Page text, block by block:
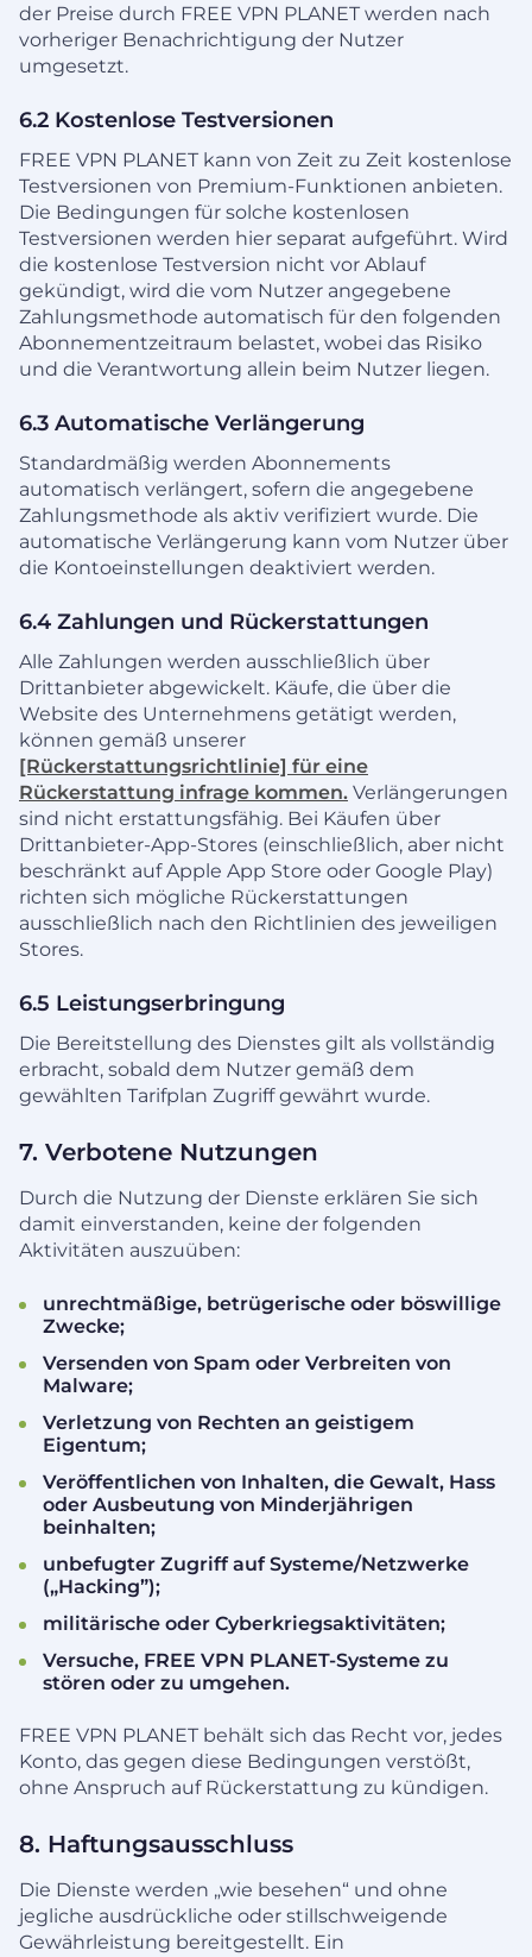
der Preise durch FREE VPN PLANET werden nach
vorheriger Benachrichtigung der Nutzer
umgesetzt.
6.2 Kostenlose Testversionen
FREE VPN PLANET kann von Zeit zu Zeit kostenlose
Testversionen von Premium-Funktionen anbieten.
Die Bedingungen für solche kostenlosen
Testversionen werden hier separat aufgeführt. Wird
die kostenlose Testversion nicht vor Ablauf
gekündigt, wird die vom Nutzer angegebene
Zahlungsmethode automatisch für den folgenden
Abonnementzeitraum belastet, wobei das Risiko
und die Verantwortung allein beim Nutzer liegen.
6.3 Automatische Verlängerung
Standardmäßig werden Abonnements
automatisch verlängert, sofern die angegebene
Zahlungsmethode als aktiv verifiziert wurde. Die
automatische Verlängerung kann vom Nutzer über
die Kontoeinstellungen deaktiviert werden.
6.4 Zahlungen und Rückerstattungen
Alle Zahlungen werden ausschließlich über
Drittanbieter abgewickelt. Käufe, die über die
Website des Unternehmens getätigt werden,
können gemäß unserer
[Rückerstattungsrichtlinie] für eine
Rückerstattung infrage kommen. Verlängerungen
sind nicht erstattungsfähig. Bei Käufen über
Drittanbieter-App-Stores (einschließlich, aber nicht
beschränkt auf Apple App Store oder Google Play)
richten sich mögliche Rückerstattungen
ausschließlich nach den Richtlinien des jeweiligen
Stores.
6.5 Leistungserbringung
Die Bereitstellung des Dienstes gilt als vollständig
erbracht, sobald dem Nutzer gemäß dem
gewählten Tarifplan Zugriff gewährt wurde.
7. Verbotene Nutzungen
Durch die Nutzung der Dienste erklären Sie sich
damit einverstanden, keine der folgenden
Aktivitäten auszuüben:
unrechtmäßige, betrügerische oder böswillige
Zwecke;
Versenden von Spam oder Verbreiten von
Malware;
Verletzung von Rechten an geistigem
Eigentum;
Veröffentlichen von Inhalten, die Gewalt, Hass
oder Ausbeutung von Minderjährigen
beinhalten;
unbefugter Zugriff auf Systeme/Netzwerke
(„Hacking”);
militärische oder Cyberkriegsaktivitäten;
Versuche, FREE VPN PLANET-Systeme zu
stören oder zu umgehen.
FREE VPN PLANET behält sich das Recht vor, jedes
Konto, das gegen diese Bedingungen verstößt,
ohne Anspruch auf Rückerstattung zu kündigen.
8. Haftungsausschluss
Die Dienste werden „wie besehen“ und ohne
jegliche ausdrückliche oder stillschweigende
Gewährleistung bereitgestellt. Ein